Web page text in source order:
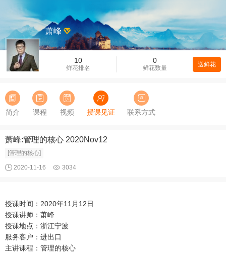
10
鲜花排名
0
鲜花数量 送鲜花
萧峰
简介 课程 视频 授课见证 联系方式
萧峰:管理的核心 2020Nov12
[管理的核心]
2020-11-16 3034
授课时间：2020年11月12日
授课讲师：萧峰
授课地点：浙江宁波
服务客户：进出口
主讲课程：管理的核心